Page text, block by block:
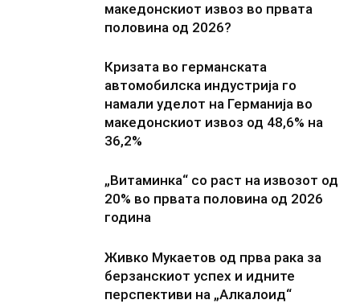
македонскиот извоз во првата
половина од 2026?
Кризата во германската
автомобилска индустрија го
намали уделот на Германија во
македонскиот извоз од 48,6% на
36,2%
„Витаминка“ со раст на извозот од
20% во првата половина од 2026
година
Живко Мукаетов од прва рака за
берзанскиот успех и идните
перспективи на „Алкалоид“